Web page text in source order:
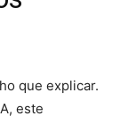
que explicar.
este